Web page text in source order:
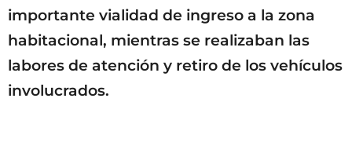
importante vialidad de ingreso a la zona
habitacional, mientras se realizaban las
labores de atención y retiro de los vehículos
involucrados.